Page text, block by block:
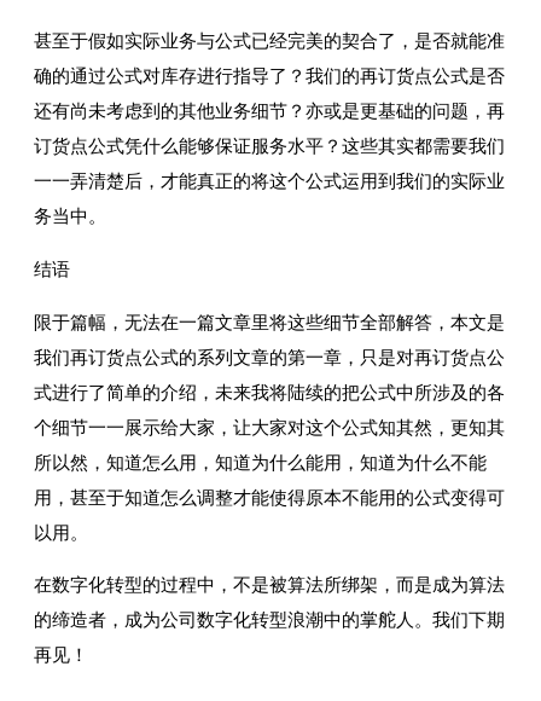
甚至于假如实际业务与公式已经完美的契合了，是否就能准
确的通过公式对库存进行指导了？我们的再订货点公式是否
还有尚未考虑到的其他业务细节？亦或是更基础的问题，再
订货点公式凭什么能够保证服务水平？这些其实都需要我们
一一弄清楚后，才能真正的将这个公式运用到我们的实际业
务当中。
结语
限于篇幅，无法在一篇文章里将这些细节全部解答，本文是
我们再订货点公式的系列文章的第一章，只是对再订货点公
式进行了简单的介绍，未来我将陆续的把公式中所涉及的各
个细节一一展示给大家，让大家对这个公式知其然，更知其
所以然，知道怎么用，知道为什么能用，知道为什么不能
用，甚至于知道怎么调整才能使得原本不能用的公式变得可
以用。
在数字化转型的过程中，不是被算法所绑架，而是成为算法
的缔造者，成为公司数字化转型浪潮中的掌舵人。我们下期
再见！